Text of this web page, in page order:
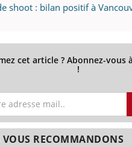
shoot : bilan positif à
cet article ? Abonnez-vous
!
VOUS RECOMMANDONS